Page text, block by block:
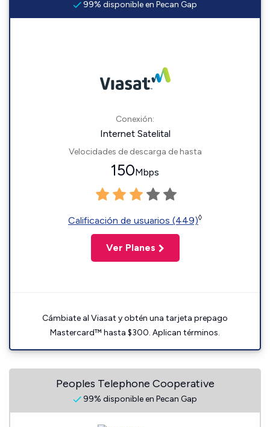
99% disponible en Pecan Gap
Conexión:
Internet Satelital
Velocidades de descarga de hasta
150Mbps
Calificación de usuarios (449)◊
Ver Planes
Cámbiate al Viasat y obtén una tarjeta prepago
Mastercard™ hasta $300. Aplican términos.
Peoples Telephone Cooperative
99% disponible en Pecan Gap